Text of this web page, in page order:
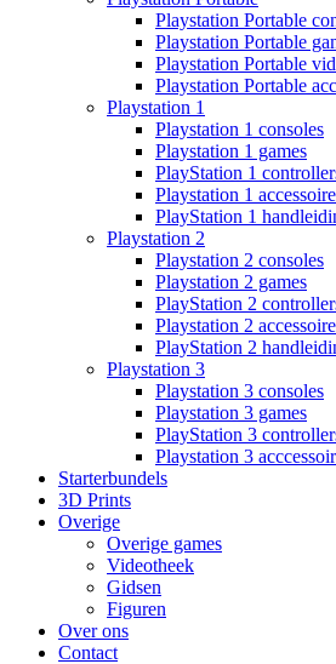
Playstation Portable
Playstation Portable
Playstation Portable
Playstation Portable
Playstation 1
Playstation 1 consoles
Playstation 1 games
PlayStation 1
Playstation 1
PlayStation 1
Playstation 2
Playstation 2 consoles
Playstation 2 games
PlayStation 2
Playstation 2
PlayStation 2
Playstation 3
Playstation 3 consoles
Playstation 3 games
PlayStation 3
Playstation 3
Starterbundels
3D Prints
Overige
Overige games
Videotheek
Gidsen
Figuren
Over ons
Contact